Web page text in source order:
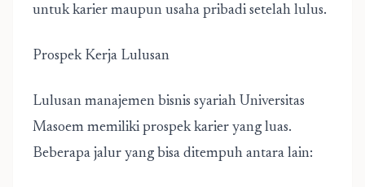
untuk karier maupun usaha pribadi setelah lulus.
Prospek Kerja Lulusan
Lulusan manajemen bisnis syariah Universitas
Masoem memiliki prospek karier yang luas.
Beberapa jalur yang bisa ditempuh antara lain: